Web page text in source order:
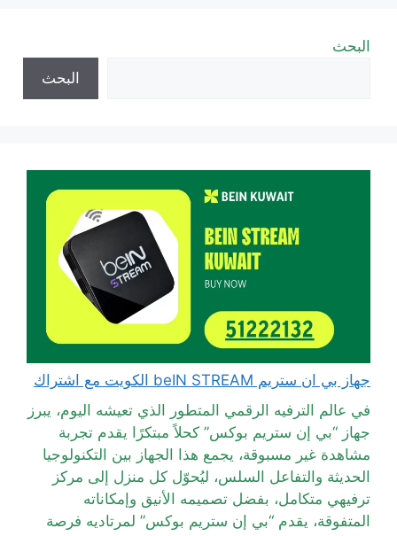
البحث
البحث
جهاز بي ان ستريم beIN STREAM الكويت مع اشتراك
في عالم الترفيه الرقمي المتطور الذي تعيشه اليوم، يبرز
جهاز “بي إن ستريم بوكس” كحلاً مبتكرًا يقدم تجربة
مشاهدة غير مسبوقة، يجمع هذا الجهاز بين التكنولوجيا
الحديثة والتفاعل السلس، ليُحوّل كل منزل إلى مركز
ترفيهي متكامل، بفضل تصميمه الأنيق وإمكاناته
المتفوقة، يقدم “بي إن ستريم بوكس” لمرتاديه فرصة